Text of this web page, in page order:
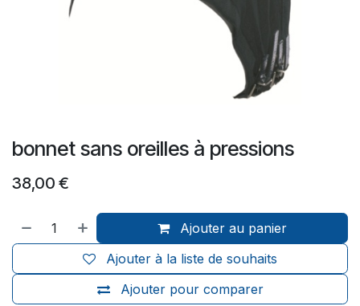
bonnet sans oreilles à pressions
38,00 €
Ajouter au panier
Ajouter pour comparer
Ajouter à la liste de souhaits